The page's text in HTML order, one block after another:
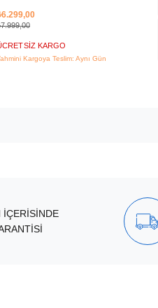
KARGO
Kargoya Teslim: Aynı Gün
İÇERİSİNDE